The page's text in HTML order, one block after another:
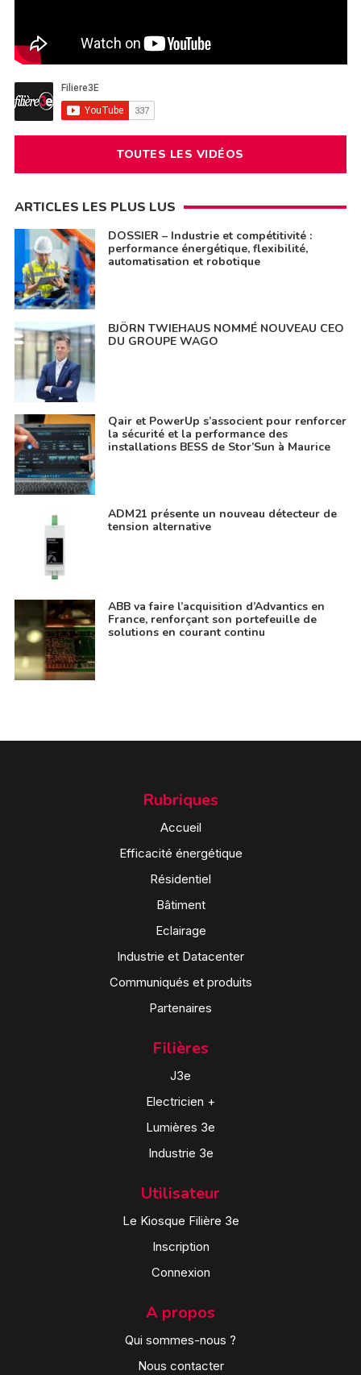
TOUTES LES VIDÉOS
ARTICLES LES PLUS LUS
DOSSIER – Industrie et compétitivité :
performance énergétique, flexibilité,
automatisation et robotique
BJÖRN TWIEHAUS NOMMÉ NOUVEAU CEO
DU GROUPE WAGO
Qair et PowerUp s’associent pour renforcer
la sécurité et la performance des
installations BESS de Stor’Sun à Maurice
ADM21 présente un nouveau détecteur de
tension alternative
ABB va faire l’acquisition d’Advantics en
France, renforçant son portefeuille de
solutions en courant continu
Rubriques
Accueil
Efficacité énergétique
Résidentiel
Bâtiment
Eclairage
Industrie et Datacenter
Communiqués et produits
Partenaires
Filières
J3e
Electricien +
Lumières 3e
Industrie 3e
Utilisateur
Le Kiosque Filière 3e
Inscription
Connexion
A propos
Qui sommes-nous ?
Nous contacter